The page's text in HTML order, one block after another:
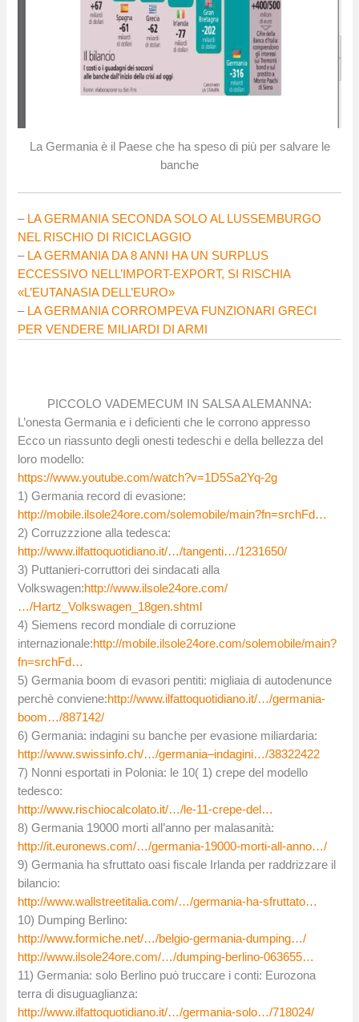
La Germania è il Paese che ha speso di più per salvare le
banche
– LA GERMANIA SECONDA SOLO AL LUSSEMBURGO
NEL RISCHIO DI RICICLAGGIO
– LA GERMANIA DA 8 ANNI HA UN SURPLUS
ECCESSIVO NELL’IMPORT-EXPORT, SI RISCHIA
«L’EUTANASIA DELL’EURO»
– LA GERMANIA CORROMPEVA FUNZIONARI GRECI
PER VENDERE MILIARDI DI ARMI
PICCOLO VADEMECUM IN SALSA ALEMANNA:
L’onesta Germania e i deficienti che le corrono appresso
Ecco un riassunto degli onesti tedeschi e della bellezza del
loro modello:
https://www.youtube.com/watch?v=1D5Sa2Yq-2g
1) Germania record di evasione:
http://mobile.ilsole24ore.com/solemobile/main?fn=srchFd…
2) Corruzzzione alla tedesca:
http://www.ilfattoquotidiano.it/…/tangenti…/1231650/
3) Puttanieri-corruttori dei sindacati alla
Volkswagen:http://www.ilsole24ore.com/
…/Hartz_Volkswagen_18gen.shtml
4) Siemens record mondiale di corruzione
internazionale:http://mobile.ilsole24ore.com/solemobile/main?
fn=srchFd…
5) Germania boom di evasori pentiti: migliaia di autodenunce
perchè conviene:http://www.ilfattoquotidiano.it/…/germania-
boom…/887142/
6) Germania: indagini su banche per evasione miliardaria:
http://www.swissinfo.ch/…/germania–indagini…/38322422
7) Nonni esportati in Polonia: le 10( 1) crepe del modello
tedesco:
http://www.rischiocalcolato.it/…/le-11-crepe-del…
8) Germania 19000 morti all’anno per malasanità:
http://it.euronews.com/…/germania-19000-morti-all-anno…/
9) Germania ha sfruttato oasi fiscale Irlanda per raddrizzare il
bilancio:
http://www.wallstreetitalia.com/…/germania-ha-sfruttato…
10) Dumping Berlino:
http://www.formiche.net/…/belgio-germania-dumping…/
http://www.ilsole24ore.com/…/dumping-berlino-063655…
11) Germania: solo Berlino può truccare i conti: Eurozona
terra di disuguaglianza:
http://www.ilfattoquotidiano.it/…/germania-solo…/718024/